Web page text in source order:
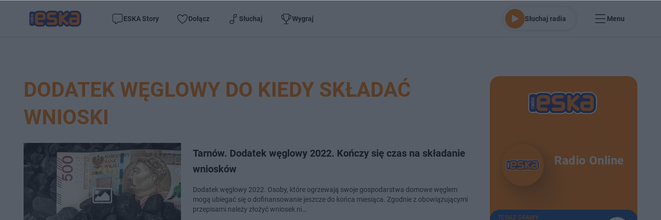
ESKA Story Dołącz Słuchaj Wygraj Słuchaj radia Menu
DODATEK WĘGLOWY DO KIEDY SKŁADAĆ
WNIOSKI
Tarnów. Dodatek węglowy 2022. Kończy się czas na składanie
wniosków
Dodatek węglowy 2022. Osoby, które ogrzewają swoje gospodarstwa domowe węglem
mogą ubiegać się o dofinansowanie jeszcze do końca miesiąca. Zgodnie z obowiązującymi
przepisami należy złożyć wniosek ni…
Radio Online
TERAZ GRAMY